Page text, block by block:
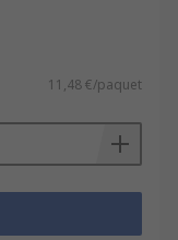
11,48 €/paquet